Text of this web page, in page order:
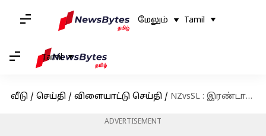
மேலும் Tamil
Tamil
வீடு / செய்தி / விளையாட்டு செய்தி / NZvsSL : இரண்டாவது ஒருநாள் போட்டி மழையால் ரத்து
ADVERTISEMENT